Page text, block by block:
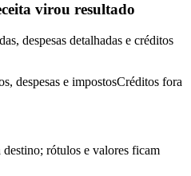
virou resultado
despesas detalhadas e créditos
despesas e impostosCréditos fora
rótulos e valores ficam